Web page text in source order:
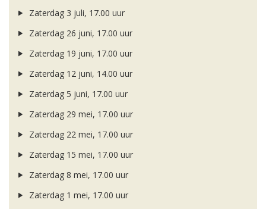
Zaterdag 3 juli, 17.00 uur
Zaterdag 26 juni, 17.00 uur
Zaterdag 19 juni, 17.00 uur
Zaterdag 12 juni, 14.00 uur
Zaterdag 5 juni, 17.00 uur
Zaterdag 29 mei, 17.00 uur
Zaterdag 22 mei, 17.00 uur
Zaterdag 15 mei, 17.00 uur
Zaterdag 8 mei, 17.00 uur
Zaterdag 1 mei, 17.00 uur